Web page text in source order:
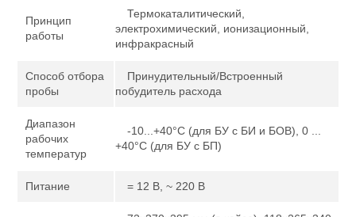
Принцип
работы
Термокаталитический,
электрохимический, ионизационный,
инфракрасный
Способ отбора
пробы
Принудительный/Встроенный
побудитель расхода
Диапазон
рабочих
температур
-10...+40°С (для БУ с БИ и БОВ), 0 ...
+40°С (для БУ с БП)
Питание = 12 В, ~ 220 В